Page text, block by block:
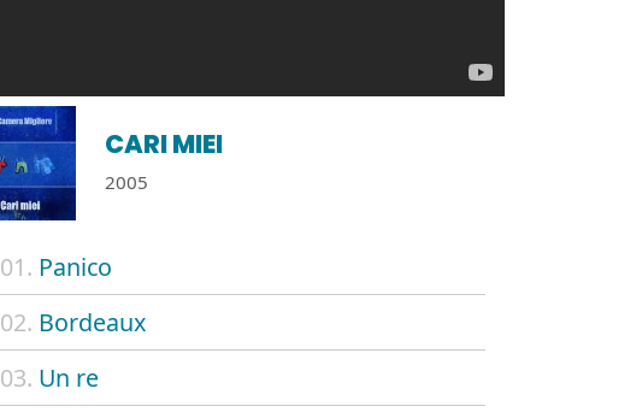
CARI MIEI
2005
01. Panico
02. Bordeaux
03. Un re